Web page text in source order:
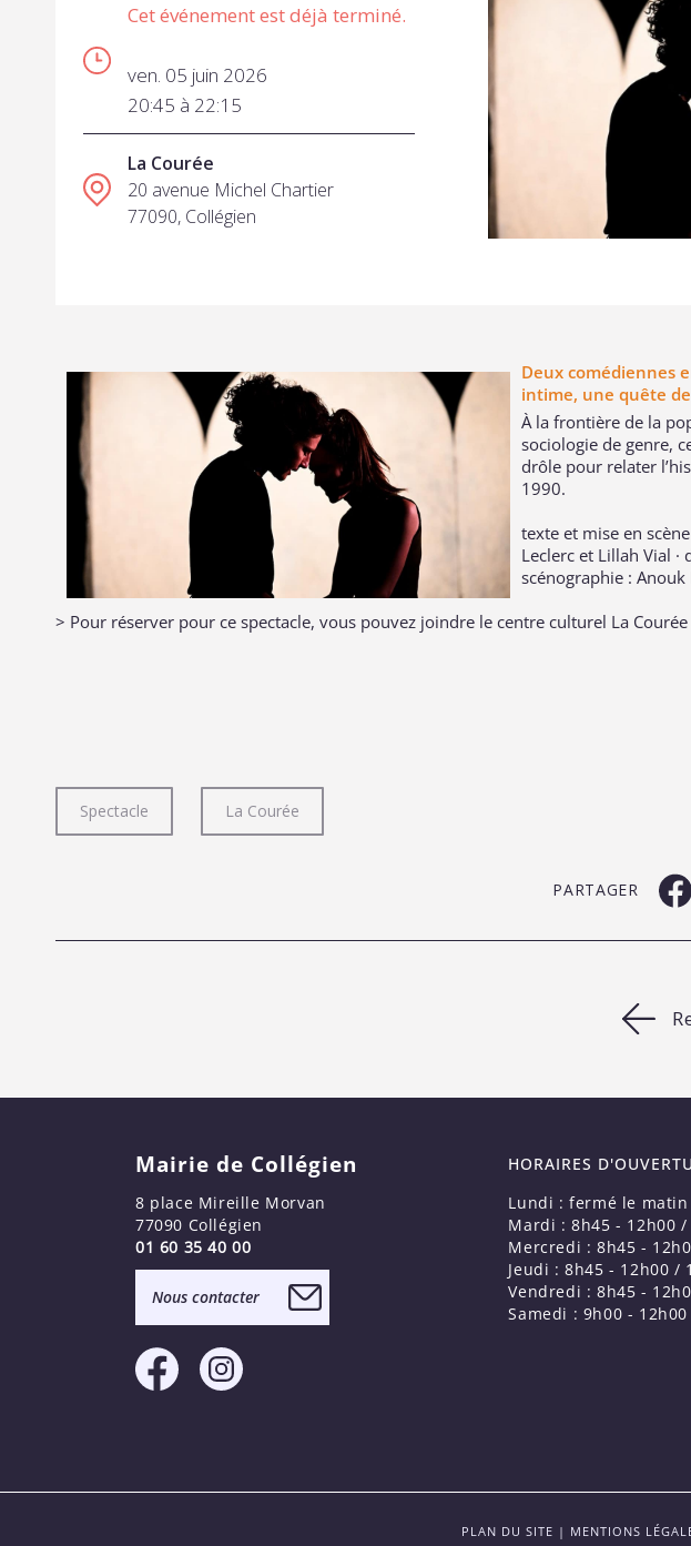
Cet événement est déjà terminé.
ven. 05 juin 2026
20:45 à 22:15
La Courée
20 avenue Michel Chartier
77090, Collégien
Deux comédiennes
intime, une quête
À la frontière de la
sociologie de genre,
drôle pour relater
1990.
texte et mise en
Leclerc et Lillah Vial ·
scénographie : Anouk
> Pour réserver pour ce spectacle, vous pouvez joindre le centre culturel La
Spectacle La Courée
PARTAGER
Mairie de Collégien
8 place Mireille Morvan
77090 Collégien
01 60 35 40 00
Nous contacter
HORAIRES
Lundi : fermé le
Mardi : 8h45 - 12h00 /
Mercredi : 8h45 -
Jeudi : 8h45 - 12h00 /
Vendredi : 8h45 -
Samedi : 9h00 - 12h00
PLAN DU SITE | MENTIONS